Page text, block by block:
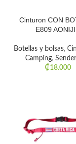
Cinturon CON
E809
Botellas y bolsas,
Camping,
₡18.000